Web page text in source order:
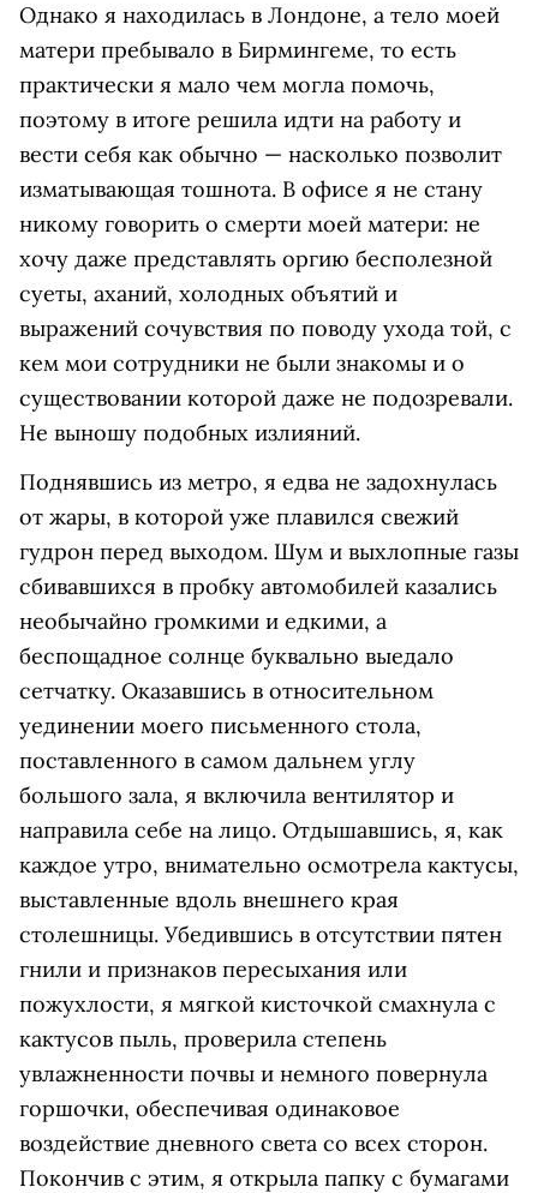
Однако я находилась в Лондоне, а тело моей
матери пребывало в Бирмингеме, то есть
практически я мало чем могла помочь,
поэтому в итоге решила идти на работу и
вести себя как обычно — насколько позволит
изматывающая тошнота. В офисе я не стану
никому говорить о смерти моей матери: не
хочу даже представлять оргию бесполезной
суеты, аханий, холодных объятий и
выражений сочувствия по поводу ухода той, с
кем мои сотрудники не были знакомы и о
существовании которой даже не подозревали.
Не выношу подобных излияний.
Поднявшись из метро, я едва не задохнулась
от жары, в которой уже плавился свежий
гудрон перед выходом. Шум и выхлопные газы
сбивавшихся в пробку автомобилей казались
необычайно громкими и едкими, а
беспощадное солнце буквально выедало
сетчатку. Оказавшись в относительном
уединении моего письменного стола,
поставленного в самом дальнем углу
большого зала, я включила вентилятор и
направила себе на лицо. Отдышавшись, я, как
каждое утро, внимательно осмотрела кактусы,
выставленные вдоль внешнего края
столешницы. Убедившись в отсутствии пятен
гнили и признаков пересыхания или
пожухлости, я мягкой кисточкой смахнула с
кактусов пыль, проверила степень
увлажненности почвы и немного повернула
горшочки, обеспечивая одинаковое
воздействие дневного света со всех сторон.
Покончив с этим, я открыла папку с бумагами